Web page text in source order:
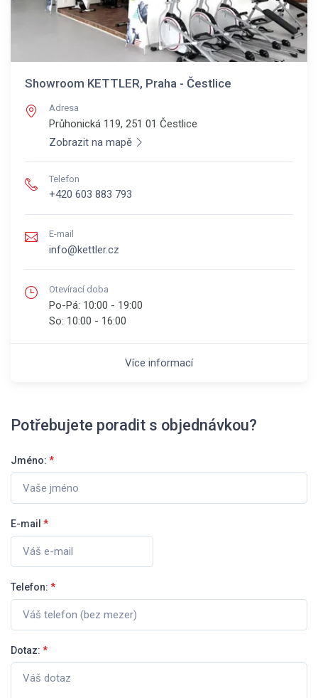
Showroom KETTLER, Praha - Čestlice
Adresa
Průhonická 119, 251 01 Čestlice
Zobrazit na mapě
Telefon
+420 603 883 793
E-mail
info@kettler.cz
Otevírací doba
Po-Pá: 10:00 - 19:00
So: 10:00 - 16:00
Více informací
Potřebujete poradit s objednávkou?
Jméno: *
E-mail *
Telefon: *
Dotaz: *